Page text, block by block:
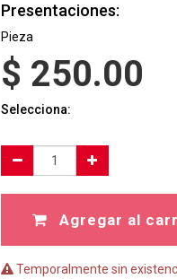
Presentaciones:
Pieza
$ 250.00
Selecciona:
Agregar al
Temporalmente sin